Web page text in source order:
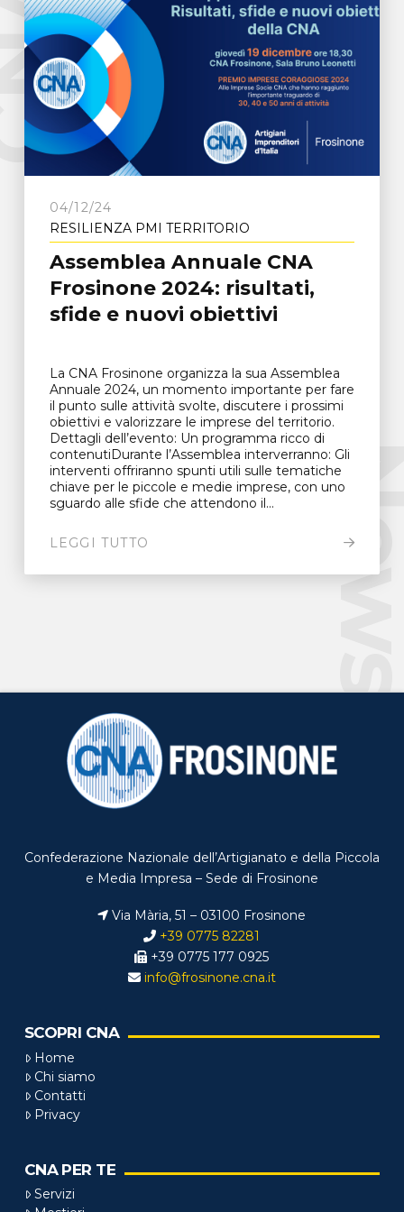
04/12/24
RESILIENZA PMI TERRITORIO
Assemblea Annuale CNA
Frosinone 2024: risultati,
sfide e nuovi obiettivi
La CNA Frosinone organizza la sua Assemblea
Annuale 2024, un momento importante per fare
il punto sulle attività svolte, discutere i prossimi
obiettivi e valorizzare le imprese del territorio.
Dettagli dell’evento: Un programma ricco di
contenutiDurante l’Assemblea interverranno: Gli
interventi offriranno spunti utili sulle tematiche
chiave per le piccole e medie imprese, con uno
sguardo alle sfide che attendono il...
LEGGI TUTTO
Confederazione Nazionale dell’Artigianato e della Piccola
e Media Impresa – Sede di Frosinone
Via Mària, 51 – 03100 Frosinone
+39 0775 82281
+39 0775 177 0925
info@frosinone.cna.it
SCOPRI CNA
Home
Chi siamo
Contatti
Privacy
CNA PER TE
Servizi